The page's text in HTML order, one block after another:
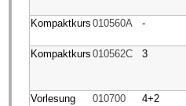
Kompaktkurs 010560A -
Kompaktkurs 010562C 3
Vorlesung
010700 4+2